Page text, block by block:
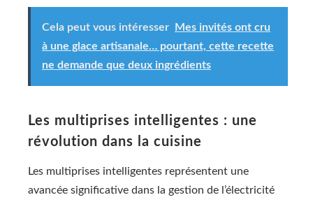
Cela peut vous intéresser
Mes invités ont cru
à une glace artisanale… pourtant, cette recette
ne demande que deux ingrédients
Les multiprises intelligentes : une
révolution dans la cuisine
Les multiprises intelligentes représentent une
avancée significative dans la gestion de l’électricité